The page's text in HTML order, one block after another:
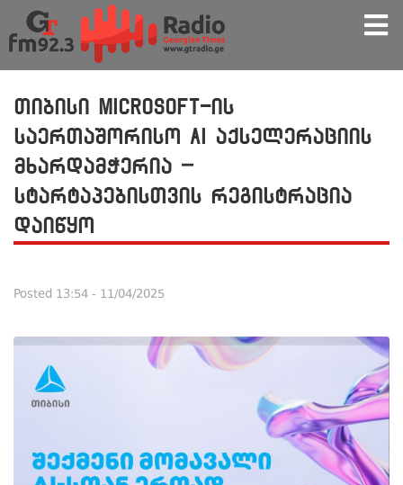
თიბისი Microsoft-ის
საერთაშორისო AI აქსელერაციის
მხარდამჭერია –
სტარტაპებისთვის რეგისტრაცია
დაიწყო
Posted 13:54 - 11/04/2025